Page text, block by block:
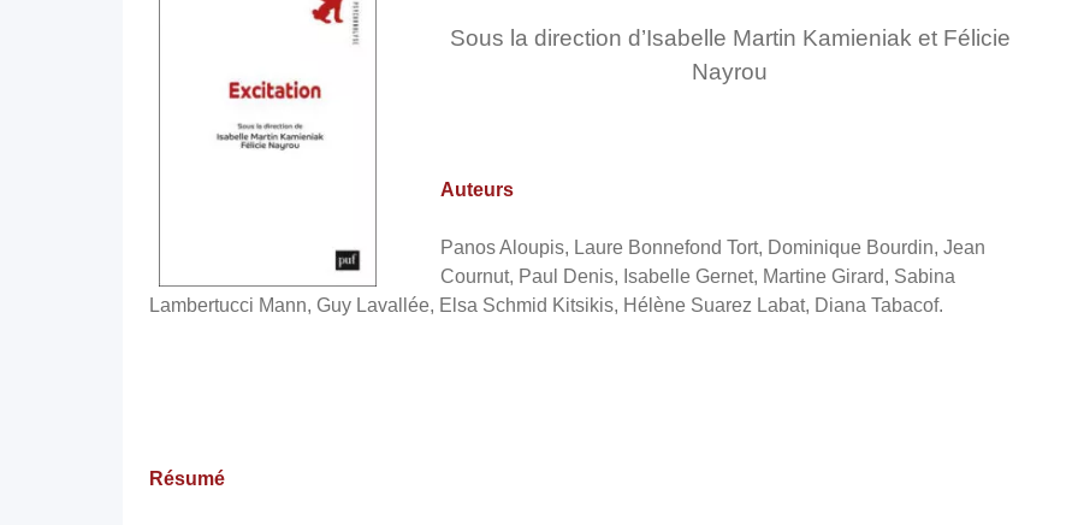
Sous la direction d’Isabelle Martin Kamieniak et Félicie
Nayrou
Auteurs
Panos Aloupis, Laure Bonnefond Tort, Dominique Bourdin, Jean
Cournut, Paul Denis, Isabelle Gernet, Martine Girard, Sabina
Lambertucci Mann, Guy Lavallée, Elsa Schmid Kitsikis, Hélène Suarez Labat, Diana Tabacof.
Résumé